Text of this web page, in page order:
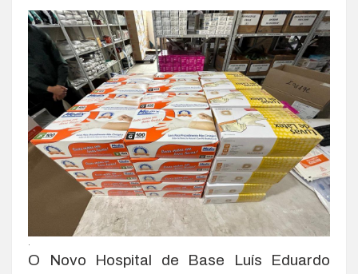
.
O Novo Hospital de Base Luís Eduardo